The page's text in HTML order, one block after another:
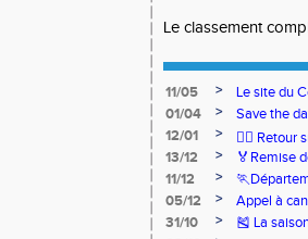
Le classement
11/05 >
Le site du
01/04
>
Save the
12/01
>
🏃‍♂️ Retour
13/12
>
🏅Remise
11/12
>
05/12
>
Appel à
31/10
>
🎽 La